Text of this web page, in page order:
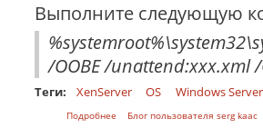
Выполните следующую
/OOBE /unattend:xxx.xml
Теги: XenServer OS Windows
Подробнее о Чек-лист установки
Блог пользователя serg kaac